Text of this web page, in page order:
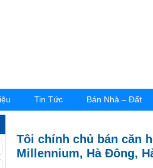
Tin Tức Bán Nhà – Đất
Tôi chính chủ bán căn
Millennium, Hà Đông,